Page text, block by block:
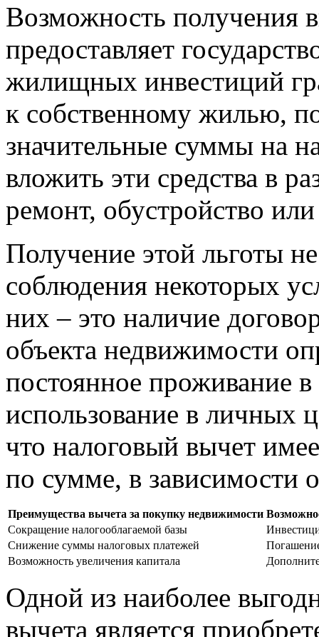
Возможность получения
предоставляет
жилищных инвестиций
к собственному жилью,
значительные суммы на
вложить эти средства в
ремонт, обустройство
Получение этой льготы
соблюдения некоторых
них – это наличие
объекта недвижимости
постоянное проживание
использование в личных
что налоговый вычет
по сумме, в зависимости
Преимущества вычета за покупку недвижимости
Сокращение налогооблагаемой базы
Снижение суммы налоговых платежей
Возможность увеличения капитала
Одной из наиболее
вычета является